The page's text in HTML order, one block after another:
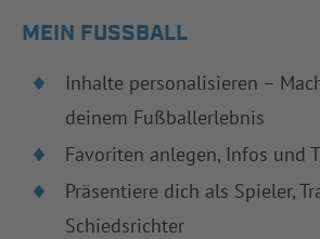
MEIN FUSSBALL
Inhalte personalisieren –
deinem Fußballerlebnis
Favoriten anlegen, Infos und
Präsentiere dich als Spieler,
Schiedsrichter